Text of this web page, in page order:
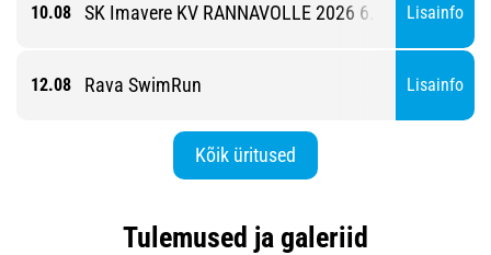
10.08 SK Imavere KV RANNAVOLLE 2026 6. etappLisainfo
12.08 Rava SwimRun Lisainfo
Kõik üritused
Tulemused ja galeriid